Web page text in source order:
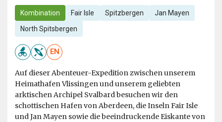
Kombination Fair Isle Spitzbergen Jan Mayen
North Spitsbergen
EN
Auf dieser Abenteuer-Expedition zwischen unserem
Heimathafen Vlissingen und unserem geliebten
arktischen Archipel Svalbard besuchen wir den
schottischen Hafen von Aberdeen, die Inseln Fair Isle
und Jan Mayen sowie die beeindruckende Eiskante von